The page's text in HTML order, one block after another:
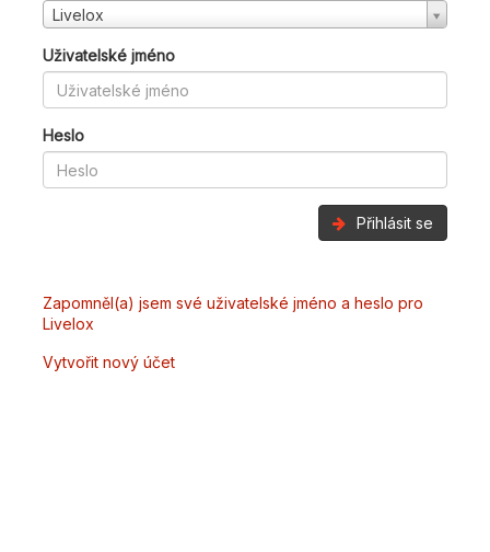
Livelox
Uživatelské jméno
Heslo
Přihlásit se
Zapomněl(a) jsem své uživatelské jméno a heslo pro
Livelox
Vytvořit nový účet